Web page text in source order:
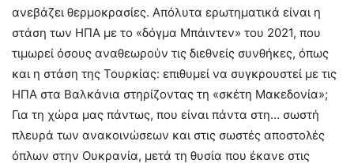
ανεβάζει θερμοκρασίες. Απόλυτα ερωτηματικά είναι η
στάση των ΗΠΑ με το «δόγμα Μπάιντεν» του 2021, που
τιμωρεί όσους αναθεωρούν τις διεθνείς συνθήκες, όπως
και η στάση της Τουρκίας: επιθυμεί να συγκρουστεί με τις
ΗΠΑ στα Βαλκάνια στηρίζοντας τη «σκέτη Μακεδονία»;
Για τη χώρα μας πάντως, που είναι πάντα στη… σωστή
πλευρά των ανακοινώσεων και στις σωστές αποστολές
όπλων στην Ουκρανία, μετά τη θυσία που έκανε στις